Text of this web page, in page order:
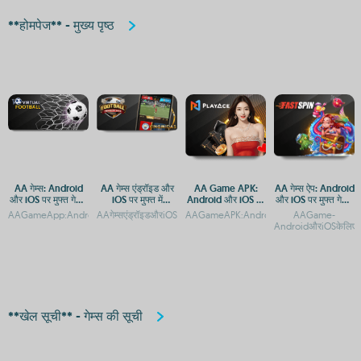
**होमपेज** - मुख्य पृष्ठ
AA गेम्स: Android
और iOS पर मुफ्त गेमिंग
का अनुभव
AA गेम्स एंड्रॉइड और
iOS पर मुफ्त में
डाउनलोड करें
AA Game APK:
Android और iOS पर
डाउनलोड करें
AA गेम्स ऐप: Android
और iOS पर मुफ्त गेमिंग
का आनंद
AAGame-
**खेल सूची** - गेम्स की सूची